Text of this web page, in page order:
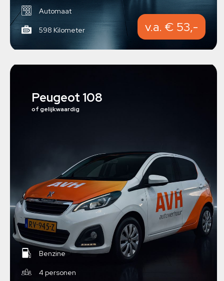
Automaat
598 Kilometer v.a. € 53,-
Peugeot 108
of gelijkwaardig
Benzine
4 personen